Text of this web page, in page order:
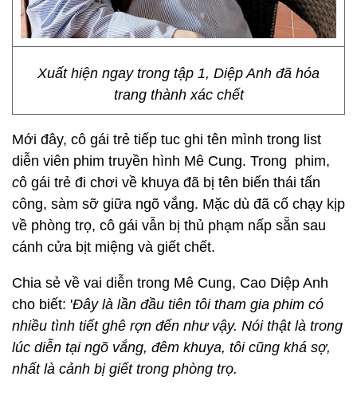
Xuất hiện ngay trong tập 1, Diệp Anh đã hóa
trang thành xác chết
Mới đây, cô gái trẻ tiếp tuc ghi tên mình trong list
diễn viên phim truyền hình Mê Cung. Trong phim,
cô gái trẻ đi chơi về khuya đã bị tên biến thái tấn
công, sàm sỡ giữa ngõ vắng. Mặc dù đã cố chạy kịp
về phòng trọ, cô gái vẫn bị thủ phạm nấp sẵn sau
cánh cửa bịt miệng và giết chết.
Chia sẻ về vai diễn trong Mê Cung, Cao Diệp Anh
cho biết: 'Đây là lần đầu tiên tôi tham gia phim có
nhiều tình tiết ghê rợn đến như vậy. Nói thật là trong
lúc diễn tại ngõ vắng, đêm khuya, tôi cũng khá sợ,
nhất là cảnh bị giết trong phòng trọ.